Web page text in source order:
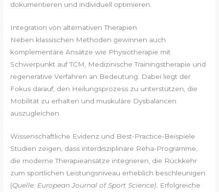
dokumentieren und individuell optimieren.
Integration von alternativen Therapien
Neben klassischen Methoden gewinnen auch
komplementäre Ansätze wie Physiotherapie mit
Schwerpunkt auf TCM, Medizinische Trainingstherapie und
regenerative Verfahren an Bedeutung. Dabei liegt der
Fokus darauf, den Heilungsprozess zu unterstützen, die
Mobilität zu erhalten und muskuläre Dysbalancen
auszugleichen.
Wissenschaftliche Evidenz und Best-Practice-Beispiele
Studien zeigen, dass interdisziplinäre Reha-Programme,
die moderne Therapieansätze integrieren, die Rückkehr
zum sportlichen Leistungsniveau erheblich beschleunigen
(Quelle: European Journal of Sport Science) . Erfolgreiche